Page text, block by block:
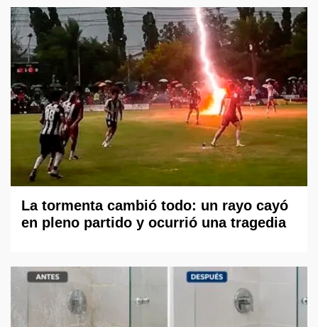
La tormenta cambió todo: un rayo cayó
en pleno partido y ocurrió una tragedia